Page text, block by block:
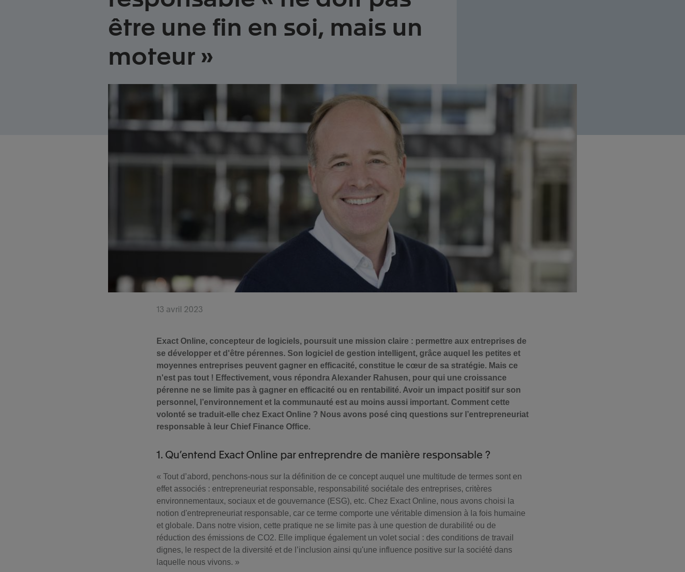
être une fin en soi, mais un
moteur »
13 avril 2023
Exact Online, concepteur de logiciels, poursuit une mission claire : permettre aux entreprises de
se développer et d'être pérennes. Son logiciel de gestion intelligent, grâce auquel les petites et
moyennes entreprises peuvent gagner en efficacité, constitue le cœur de sa stratégie. Mais ce
n'est pas tout ! Effectivement, vous répondra Alexander Rahusen, pour qui une croissance
pérenne ne se limite pas à gagner en efficacité ou en rentabilité. Avoir un impact positif sur son
personnel, l’environnement et la communauté est au moins aussi important. Comment cette
volonté se traduit-elle chez Exact Online ? Nous avons posé cinq questions sur l’entrepreneuriat
responsable à leur Chief Finance Office.
1. Qu’entend Exact Online par entreprendre de manière responsable ?
« Tout d’abord, penchons-nous sur la définition de ce concept auquel une multitude de termes sont en
effet associés : entrepreneuriat responsable, responsabilité sociétale des entreprises, critères
environnementaux, sociaux et de gouvernance (ESG), etc. Chez Exact Online, nous avons choisi la
notion d'entrepreneuriat responsable, car ce terme comporte une véritable dimension à la fois humaine
et globale. Dans notre vision, cette pratique ne se limite pas à une question de durabilité ou de
réduction des émissions de CO2. Elle implique également un volet social : des conditions de travail
dignes, le respect de la diversité et de l’inclusion ainsi qu'une influence positive sur la société dans
laquelle nous vivons. »